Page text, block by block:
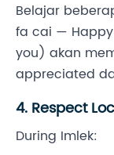
Belajar
fa cai — Happy
you) akan
appreciated
4. Respect
During Imlek: